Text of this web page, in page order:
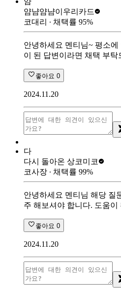
얌냠얌냠이 우리카드
코대리 ∙ 채택률 95%
안녕하세요 멘티님~ 평소
이 된 답변이라면 채택 부
좋아요 0
2024.11.20
다
다시 돌아온 상코미코
코사장 ∙ 채택률 99%
안녕하세요 멘티님 해당 질
주 해보셔야 합니다. 도움
좋아요 0
2024.11.20